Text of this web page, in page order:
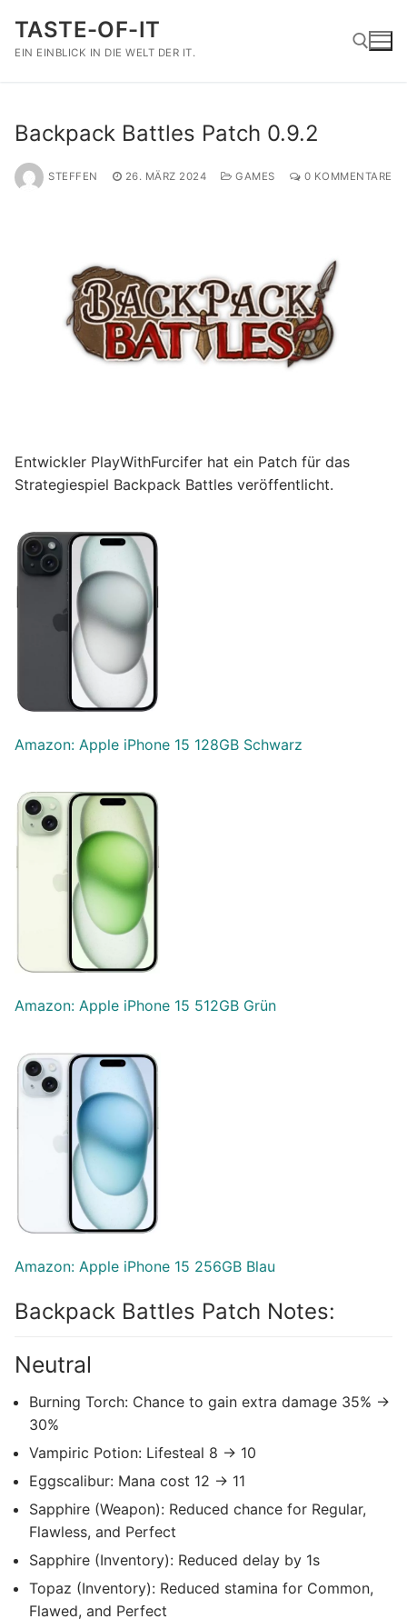
Inhalt
springen
TASTE-OF-IT
EIN EINBLICK IN DIE WELT DER IT.
Backpack Battles Patch 0.9.2
STEFFEN 26. MÄRZ 2024 GAMES 0 KOMMENTARE
Entwickler PlayWithFurcifer hat ein Patch für das
Strategiespiel Backpack Battles veröffentlicht.
Amazon: Apple iPhone 15 128GB Schwarz
Amazon: Apple iPhone 15 512GB Grün
Amazon: Apple iPhone 15 256GB Blau
Backpack Battles Patch Notes:
Neutral
Burning Torch: Chance to gain extra damage 35% ->
30%
Vampiric Potion: Lifesteal 8 -> 10
Eggscalibur: Mana cost 12 -> 11
Sapphire (Weapon): Reduced chance for Regular,
Flawless, and Perfect
Sapphire (Inventory): Reduced delay by 1s
Topaz (Inventory): Reduced stamina for Common,
Flawed, and Perfect